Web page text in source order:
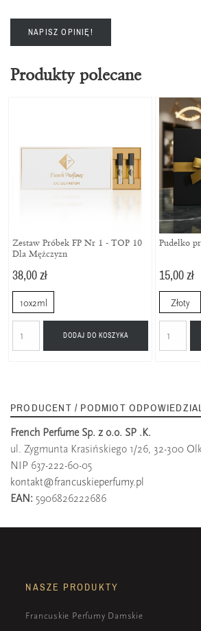
NAPISZ OPINIĘ!
Produkty polecane
Zestaw Próbek FP Nr 1 - TOP 10
Dla Mężczyzn
38,00 zł
10x2ml
DODAJ DO KOSZYKA
Pudełko
15,00 zł
Złoty
PRODUCENT / PODMIOT
French Perfume Sp. z o.o. SP .K.
ul. Zygmunta Krasińskiego 1/26, 32-300
NIP 637-222-60-05
kontakt@francuskieperfumy.pl
EAN: 5906826222686
NASZE PRODUKTY
Francuskie Perfumy Damskie